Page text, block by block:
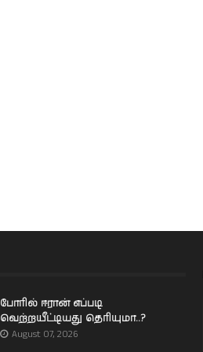
போரில் ஈரான் எப்படி
வெற்றயீட்டியது தெரியுமா..?
August 07, 2026